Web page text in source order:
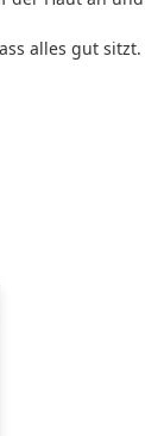
alles gut sitzt.